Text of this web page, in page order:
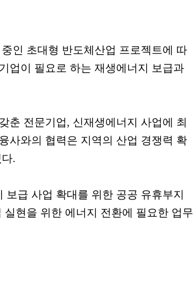
인 초대형 반도체산업 프로젝트에 따
업이 필요로 하는 재생에너지 보급과
춘 전문기업, 신재생에너지 사업에 최
사와의 협력은 지역의 산업 경쟁력 확
.
급 사업 확대를 위한 공공 유휴부지
현을 위한 에너지 전환에 필요한 업무